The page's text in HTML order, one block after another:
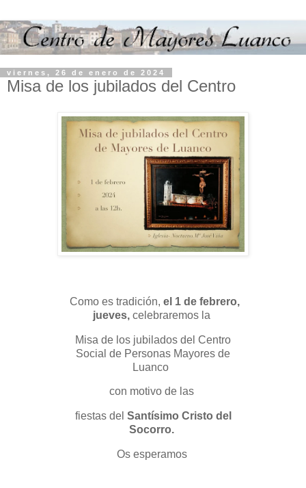
viernes, 26 de enero de 2024
Misa de los jubilados del Centro
Como es tradición, el 1 de febrero,
jueves, celebraremos la
Misa de los jubilados del Centro
Social de Personas Mayores de
Luanco
con motivo de las
fiestas del Santísimo Cristo del
Socorro.
Os esperamos